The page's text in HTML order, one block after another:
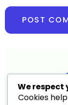
We respect
Cookies